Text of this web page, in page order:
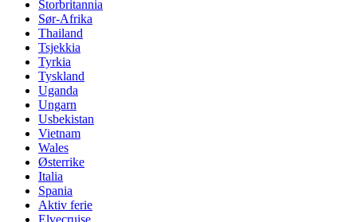
Storbritannia
Sør-Afrika
Thailand
Tsjekkia
Tyrkia
Tyskland
Uganda
Ungarn
Usbekistan
Vietnam
Wales
Østerrike
Italia
Spania
Aktiv ferie
Elvecruise